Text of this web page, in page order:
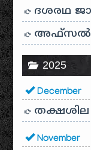
ദശരഥ
അഫ്സൽ
2025
December
തക്ഷശില
November